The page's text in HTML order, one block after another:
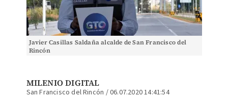
Javier Casillas Saldaña alcalde de San Francisco del
Rincón
MILENIO DIGITAL
San Francisco del Rincón /06.07.2020 14:41:54